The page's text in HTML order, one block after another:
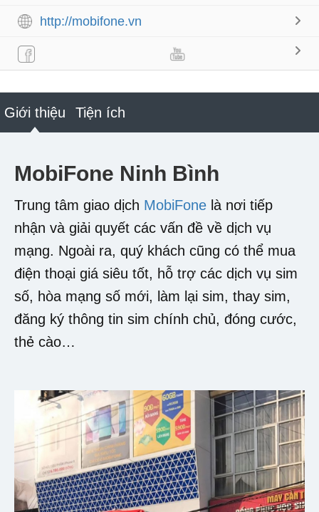
http://mobifone.vn
Giới thiệu Tiện ích
MobiFone Ninh Bình
Trung tâm giao dịch MobiFone là nơi tiếp
nhận và giải quyết các vấn đề về dịch vụ
mạng. Ngoài ra, quý khách cũng có thể mua
điện thoại giá siêu tốt, hỗ trợ các dịch vụ sim
số, hòa mạng số mới, làm lại sim, thay sim,
đăng ký thông tin sim chính chủ, đóng cước,
thẻ cào…